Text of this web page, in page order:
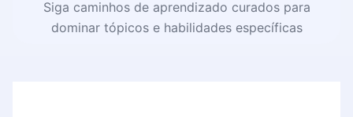
Siga caminhos de aprendizado curados para
dominar tópicos e habilidades específicas